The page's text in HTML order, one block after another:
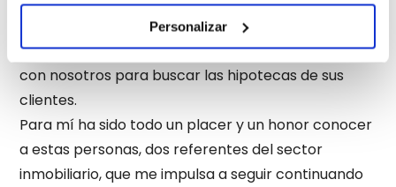
Personalizar
inmobiliaria de Madrid con más de 40 años de
experiencia y que acaba de empezar a colaborar
con nosotros para buscar las hipotecas de sus
clientes.
Para mí ha sido todo un placer y un honor conocer
a estas personas, dos referentes del sector
inmobiliario, que me impulsa a seguir continuando